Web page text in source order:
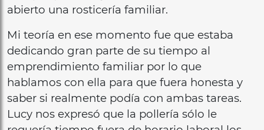
abierto una rosticería familiar.
Mi teoría en ese momento fue que estaba
dedicando gran parte de su tiempo al
emprendimiento familiar por lo que
hablamos con ella para que fuera honesta y
saber si realmente podía con ambas tareas.
Lucy nos expresó que la pollería sólo le